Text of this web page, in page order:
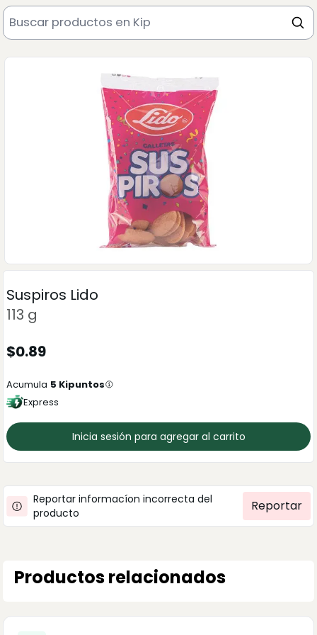
Suspiros Lido
113 g
$0.89
Acumula 5 Kipuntos
Express
Inicia sesión para agregar al carrito
Reportar informacíon incorrecta del
producto
Reportar
Productos relacionados